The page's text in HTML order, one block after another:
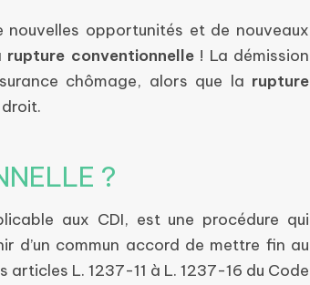
nouvelles opportunités et de nouveaux
rupture conventionnelle! La démission
chômage, alors que la rupture
?
aux CDI, est une procédure qui
d’un commun accord de mettre fin au
L. 1237-11 à L. 1237-16 du Code